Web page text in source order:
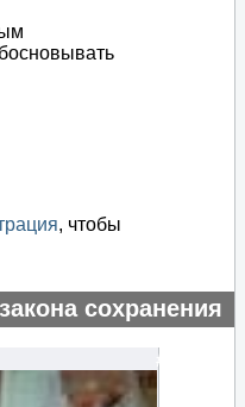
, чтобы
сохранения
#135243